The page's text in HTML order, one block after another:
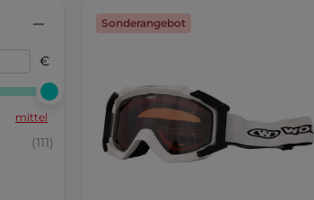
€
mittel
(111)
Sonderangebot